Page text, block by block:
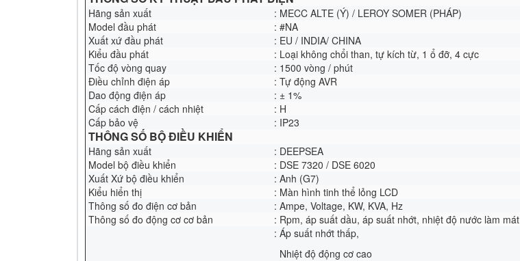
Hãng sản xuất
: MECC ALTE (Ý) / LEROY SOMER (PHÁP)
Model đầu phát
: #NA
Xuất xứ đầu phát
: EU / INDIA/ CHINA
Kiểu đầu phát
: Loại không chổi than, tự kích từ, 1 ổ đỡ, 4 cực
Tốc độ vòng quay
: 1500 vòng / phút
Điều chỉnh điện áp
: Tự động AVR
Dao động điện áp
: ± 1%
Cấp cách điện / cách nhiệt
: H
Cấp bảo vệ
: IP23
THÔNG SỐ BỘ ĐIỀU KHIỂN
Hãng sản xuất
: DEEPSEA
Model bộ điều khiển
: DSE 7320 / DSE 6020
Xuất Xứ bộ điều khiển
: Anh (G7)
Kiểu hiển thị
: Màn hình tinh thể lỏng LCD
Thông số đo điện cơ bản
: Ampe, Voltage, KW, KVA, Hz
Thông số đo động cơ cơ bản
: Rpm, áp suất dầu, áp suất nhớt, nhiệt độ nước làm mát
: Áp suất nhớt thấp,
Nhiệt độ động cơ cao